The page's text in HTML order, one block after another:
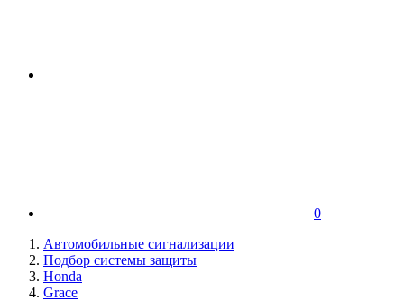
0
Автомобильные сигнализации
Подбор системы защиты
Honda
Grace